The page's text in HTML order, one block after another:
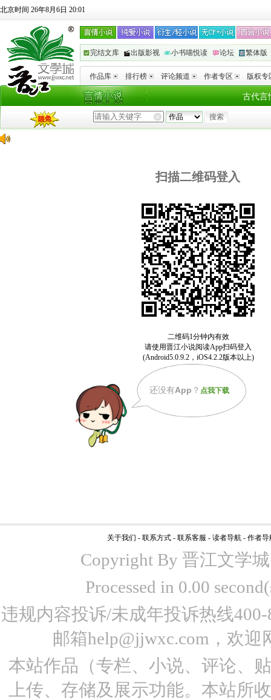
北京时间 26年8月6日 20:01
完结文库 出版影视 小书喵悦读 论坛 繁体版
作品库 排行榜 评论频道 作者专区 版权专
古代言
扫描二维码登入
还没有App ？ 点我下载
关于我们 - 联系方式 - 联系客服 - 读者导航 - 作者导
Copyright By 晋江文学
Processed in 0.00
违规内容投诉/未成年投诉热线
邮箱help@jjwxc.com，欢
本站作品（专栏、小说、评论、
上传、存储及展示功能。本站所